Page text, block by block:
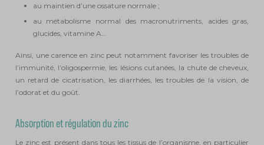
au maintien d’une ossature normale ;
au métabolisme normal des macronutriments, acides gras,
glucides, vitamine A…
Ainsi, une carence en zinc peut notamment favoriser les troubles de
l’immunité, l’oligospermie, les lésions cutanées, la chute de cheveux,
un retard de cicatrisation, les diarrhées, les troubles de la vision, de
l’odorat et du goût.
Absorption et régulation du zinc
Le zinc est présent dans tous les tissus de l’organisme, en particulier